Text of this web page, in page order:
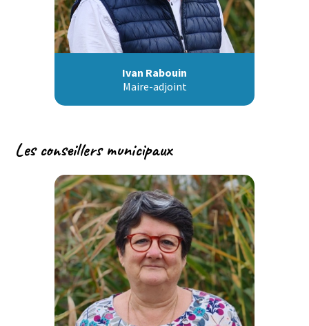
Ivan Rabouin
Maire-adjoint
Les conseillers municipaux